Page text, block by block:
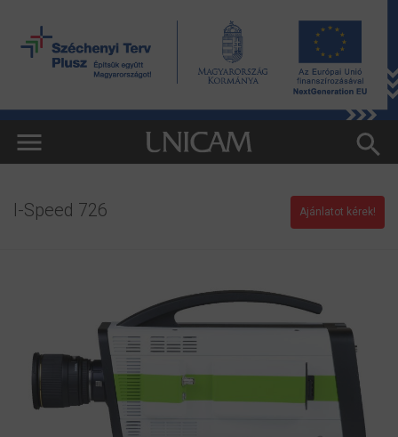
I-Speed 726 Ajánlatot kérek!